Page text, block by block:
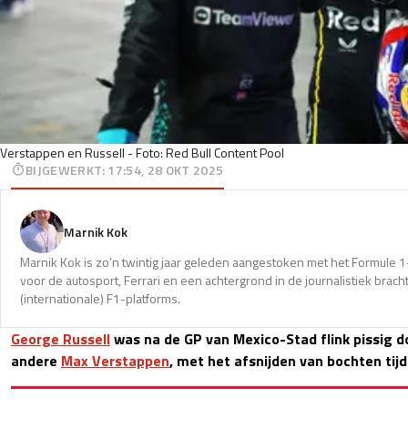
Verstappen en Russell - Foto: Red Bull Content Pool
BIJGEWERKT:17:54, 28 OKT 2025
Marnik Kok
Marnik Kok is zo’n twintig jaar geleden aangestoken met het Formule
voor de autosport, Ferrari en een achtergrond in de journalistiek
(internationale) F1-platforms.
George Russellwas na de GP van Mexico-Stad flink pissig
andere Max Verstappen, met het afsnijden van bochten